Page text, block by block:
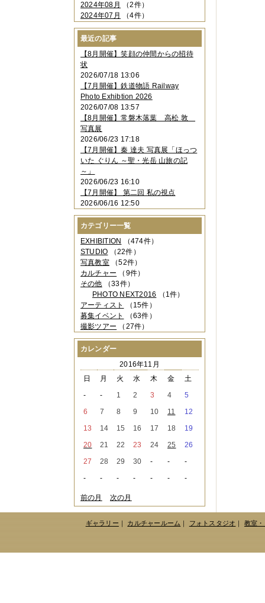
2024年08月
（2件）
2024年07月
（4件）
2024年06月（4件）
2024年04月
2024年03月（3件）
2024年02月（2件）
2023年12月
2023年11月 （4件）
2023年10月（3件）
2023年09月（4件）
2023年08月 （1件）
2023年06月（3件）
2023年05月
2023年04月 （2件）
2023年03月（5件）
2023年02月（3件）
2023年01月
2022年12月 （3件）
2022年11月（2件）
2022年10月（4件）
2022年09月（2件）
2022年08月
（3件）
2022年07月（3件）
2022年05月（4件）
2022年04月（2件）
2022年03月
（5件）
2022年02月（3件）
2022年01月（3件）
2021年12月（2件）
2021年11月（3件）
2021年10月
（1件）
2021年08月
2021年07月（1件）
2021年06月（3件）
2021年05月（2件）
2021年03月 （3件）
2021年02月 （1件）
2020年12月（3件）
2020年11月（6件）
2020年09月（5件）
2020年06月（2件）
2020年04月（4件）
2020年03月（9件）
2020年02月（3件）
2020年01月（5件）
2019年12月（3件）
最近の記事
【8月開催】笑顔の仲間からの招待
状
2026/07/18 13:06
【7月開催】鉄道物語 Railway
Photo Exhibtion 2026
2026/07/08 13:57
【8月開催】常磐木落葉 高松 敦
写真展
2026/06/23 17:18
【7月開催】秦 達夫 写真展「ほっつ
いた ぐりん ～聖・光岳 山旅の記
～」
2026/06/23 16:10
【7月開催】 第二回 私の視点
2026/06/16 12:50
カテゴリー一覧
EXHIBITION （474件）
STUDIO （22件）
写真教室（52件）
カルチャー （9件）
その他 （33件）
PHOTO NEXT2016 （1件）
アーティスト
（15件）
募集イベント
（63件）
撮影ツアー （27件）
カレンダー
2016年11月
日
月 火 水 木 金
土
-
- 1 2 3 4
5
6
7 8 9 10 11
12
13
14 15 16 17 18
19
20
21 22 23 24 25
26
27
28 29 30 - -
-
-
- - - - - -
前の月 次の月
ギャラリー｜ カルチャールーム｜ フォトスタジオ｜ 教室